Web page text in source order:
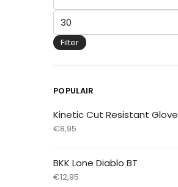
Filter
POPULAIR
Kinetic Cut Resistant Glove
€8,95
BKK Lone Diablo BT
€12,95